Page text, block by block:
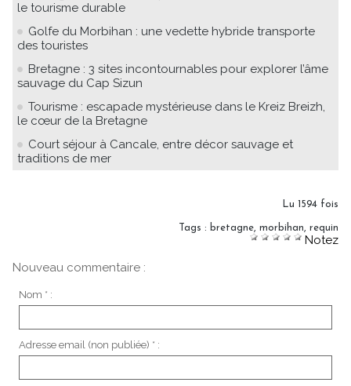
le tourisme durable
Golfe du Morbihan : une vedette hybride transporte
des touristes
Bretagne : 3 sites incontournables pour explorer l’âme
sauvage du Cap Sizun
Tourisme : escapade mystérieuse dans le Kreiz Breizh,
le cœur de la Bretagne
Court séjour à Cancale, entre décor sauvage et
traditions de mer
Lu 1594 fois
Tags : bretagne morbihan requin
Notez
Nouveau commentaire :
Nom * :
Adresse email (non publiée) * :